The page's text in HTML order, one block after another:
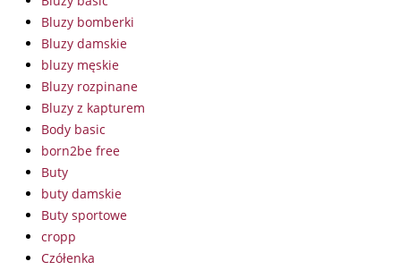
Bluzy bomberki
Bluzy damskie
bluzy męskie
Bluzy rozpinane
Bluzy z kapturem
Body basic
born2be free
Buty
buty damskie
Buty sportowe
cropp
Czółenka